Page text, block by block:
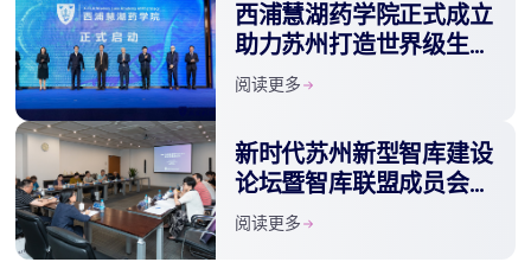
西浦慧湖药学院正式成立
助力苏州打造世界级生物
医药产业地标
阅读更多
新时代苏州新型智库建设
论坛暨智库联盟成员会议
在西浦举办
阅读更多